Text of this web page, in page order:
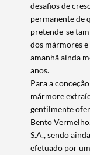
Termo de
Categorias
desafios de
permanente de
pretende-se
dos mármores
amanhã ainda
anos.
Para a
mármore
gentilmente
Bento
S.A., sendo
efetuado por